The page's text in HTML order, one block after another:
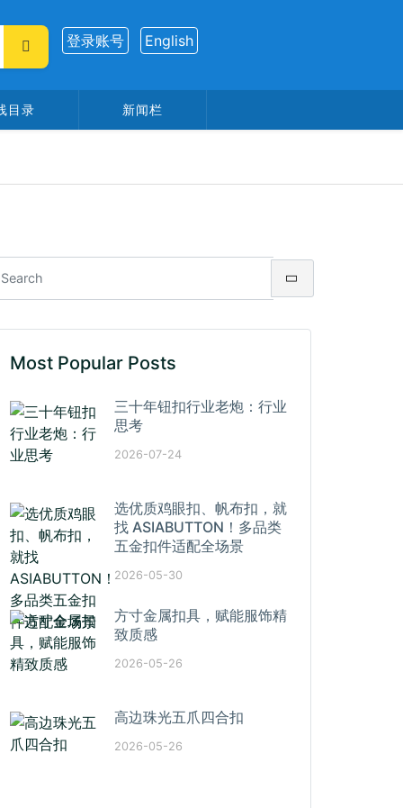
登录账号 English
目录 新闻栏
Most Popular Posts
三十年钮扣行业老炮：行业
思考
2026-07-24
选优质鸡眼扣、帆布扣，就
找 ASIABUTTON！多品类
五金扣件适配全场景
2026-05-30
方寸金属扣具，赋能服饰精
致质感
2026-05-26
高边珠光五爪四合扣
2026-05-26